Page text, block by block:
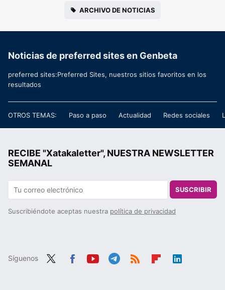
ARCHIVO DE NOTICIAS
Noticias de preferred sites en Genbeta
preferred sites:Preferred Sites, nuestros sitios favoritos en los
resultados
OTROS TEMAS: Paso a paso Actualidad Redes sociales
RECIBE "Xatakaletter", NUESTRA NEWSLETTER
SEMANAL
SUSCRIBIR
Suscribiéndote aceptas nuestra política de privacidad
Síguenos